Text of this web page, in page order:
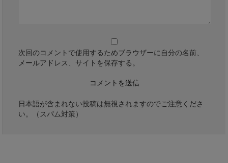
次回のコメントで使用するためブラウザーに自分の名前、
メールアドレス、サイトを保存する。
日本語が含まれない投稿は無視されますのでご注意くださ
い。（スパム対策）